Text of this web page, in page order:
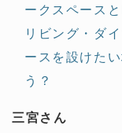
ークスペース
リビング・ダ
ースを設けた
う？
三宮さん